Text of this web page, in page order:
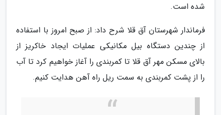
شده است.
فرماندار شهرستان آق قلا شرح داد: از صبح امروز با استفاده
از چندین دستگاه بیل مکانیکی عملیات ایجاد خاکریز از
بالای مسکن مهر آق قلا تا کمربندی را آغاز خواهیم کرد تا آب
را از پشت کمربندی به سمت ریل راه آهن هدایت کنیم.